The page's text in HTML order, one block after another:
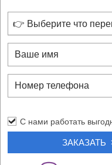
👉 Выберите что
С нами работать